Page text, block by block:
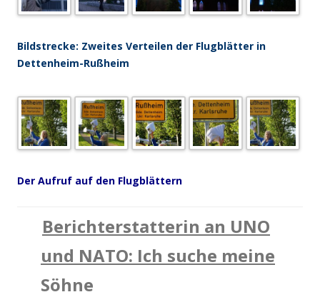
Bildstrecke: Zweites Verteilen der Flugblätter in
Dettenheim-Rußheim
Der Aufruf auf den Flugblättern
Berichterstatterin an UNO
und NATO: Ich suche meine
Söhne